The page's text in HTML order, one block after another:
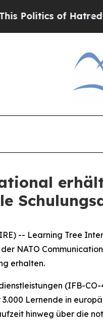
of Hatred”The
-- Learning Tree
NATO
erhalten.
(IFB-
Lernende in
hinweg über die